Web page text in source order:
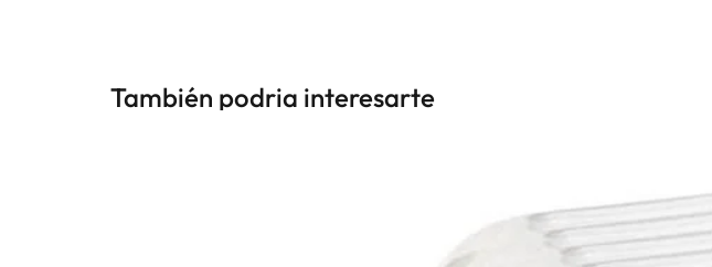
También podria interesarte